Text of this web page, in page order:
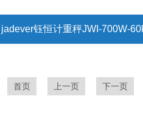
首页 上一页 下一页